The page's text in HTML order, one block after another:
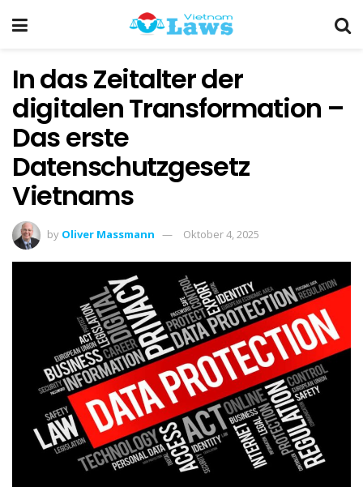
In das Zeitalter der
digitalen Transformation –
Das erste
Datenschutzgesetz
Vietnams
by Oliver Massmann Oktober 4, 2025